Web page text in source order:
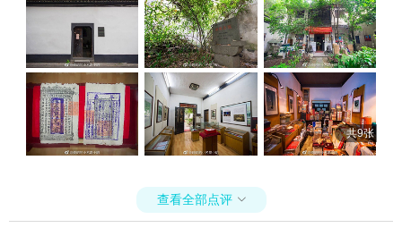
共9张
查看全部点评 